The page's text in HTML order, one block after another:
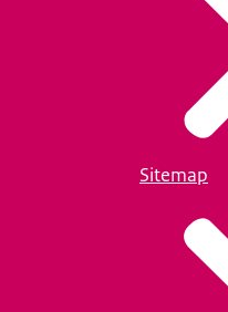
Sitemap